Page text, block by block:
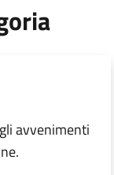
avvenimenti